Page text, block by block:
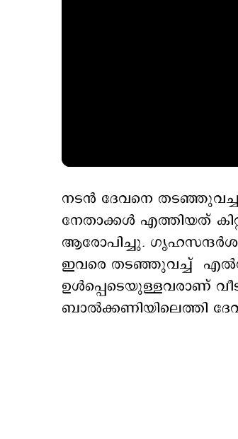
നടന്‍ ദേവനെ
നേതാക്കള്‍ എത്തിയത്
ആരോപിച്ചു.
ഇവരെ തടഞ്ഞുവച്ച്
ഉള്‍പ്പെടെയുള്ളവരാണ്
ബാല്‍ക്കണിയിലെത്തി